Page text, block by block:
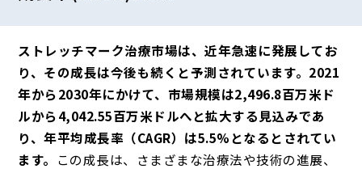
ストレッチマーク治療市場は、近年急速に発展してお
り、その成長は今後も続くと予測されています。2021
年から2030年にかけて、市場規模は2,496.8百万米ド
ルから4,042.55百万米ドルへと拡大する見込みであ
り、年平均成長率（CAGR）は5.5%となるとされてい
ます。 この成長は、さまざまな治療法や技術の進展、